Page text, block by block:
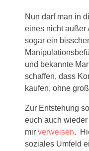
Nun darf man in
eines nicht außer
sogar ein
und bekannte
schaffen, dass
kaufen, ohne
Zur Entstehung
euch auch
mir verweisen.
soziales Umfeld